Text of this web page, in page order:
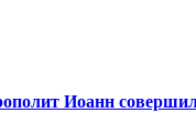
Иоанн